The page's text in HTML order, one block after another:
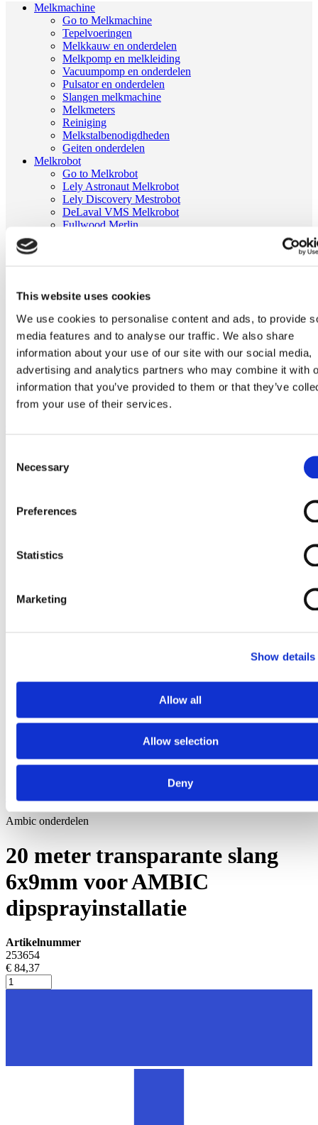
This website uses cookies
We use cookies to personalise content and ads, to provide
media features and to analyse our traffic. We also share
information about your use of our site with our social media,
advertising and analytics partners who may combine it with
information that you’ve provided to them or that they’ve
from your use of their services.
Selection
Necessary
Preferences
Statistics
Marketing
Show details
Allow all
Allow selection
Deny
Melkmachine
Go to Melkmachine
Tepelvoeringen
Melkkauw en onderdelen
Melkpomp en melkleiding
Vacuumpomp en onderdelen
Pulsator en onderdelen
Slangen melkmachine
Melkmeters
Reiniging
Melkstalbenodigdheden
Geiten onderdelen
Melkrobot
Go to Melkrobot
Lely Astronaut Melkrobot
Lely Discovery Mestrobot
DeLaval VMS Melkrobot
Fullwood Merlin
Stal benodigdheden
Minimelkers
stalartikelen
Skelex
Home
Stal benodigdheden
Ambic onderdelen
20 meter transparante slang 6x9mm voor AMBIC
dipsprayinstallatie
Ga naar het begin van de afbeeldingen-gallerij
Ambic onderdelen
20 meter transparante slang
6x9mm voor AMBIC
dipsprayinstallatie
Artikelnummer
253654
€ 84,37